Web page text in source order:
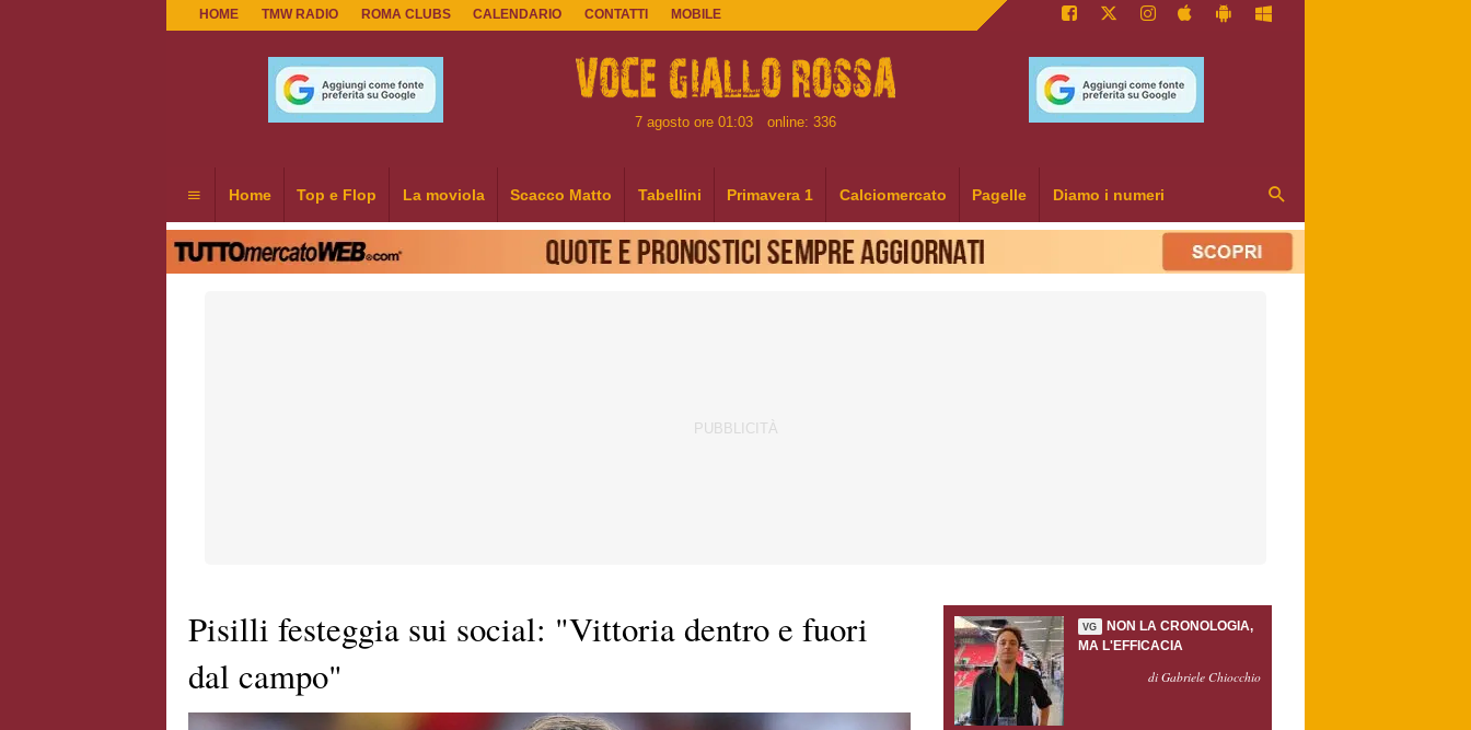
HOME TMW RADIO ROMA CLUBS CALENDARIO CONTATTI MOBILE
7 agosto ore 01:03 online: 336
Home Top e Flop La moviola Scacco Matto Tabellini Primavera 1 Calciomercato Pagelle Diamo i numeri
Pisilli festeggia sui social: "Vittoria dentro e fuori
dal campo"
VG
NON LA CRONOLOGIA,
MA L'EFFICACIA
di Gabriele Chiocchio